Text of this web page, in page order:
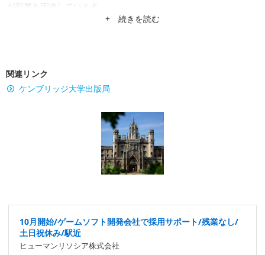
が部屋を圧迫しています。
+ 続きを読む
関連リンク
ケンブリッジ大学出版局
10月開始/ゲームソフト開発会社で採用サポート/残業なし/
土日祝休み/駅近
ヒューマンリソシア株式会社